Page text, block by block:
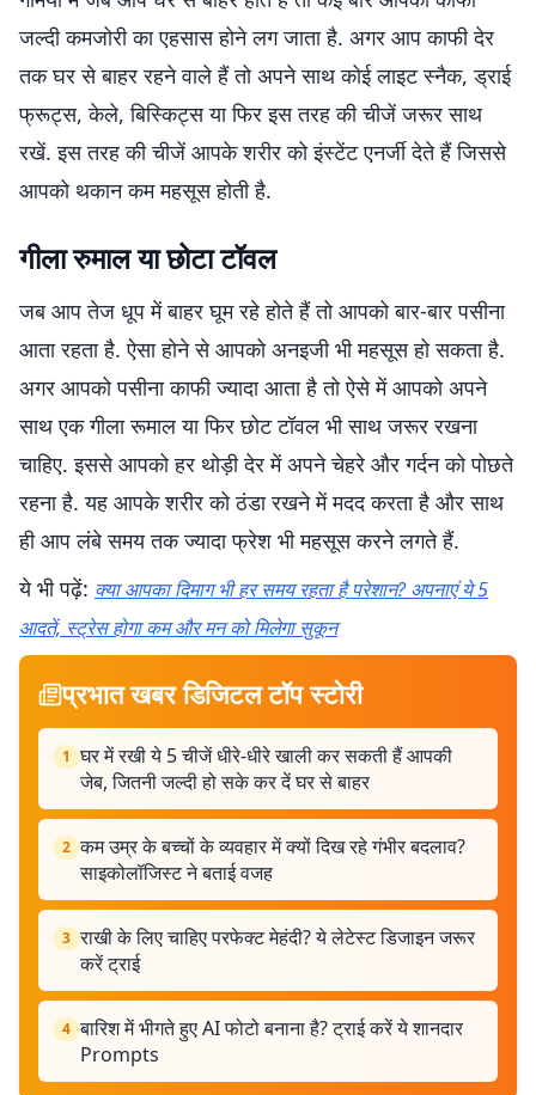
जल्दी कमजोरी का एहसास होने लग जाता है. अगर आप काफी देर
तक घर से बाहर रहने वाले हैं तो अपने साथ कोई लाइट स्नैक, ड्राई
फ्रूट्स, केले, बिस्किट्स या फिर इस तरह की चीजें जरूर साथ
रखें. इस तरह की चीजें आपके शरीर को इंस्टेंट एनर्जी देते हैं जिससे
आपको थकान कम महसूस होती है.
गीला रुमाल या छोटा टॉवल
जब आप तेज धूप में बाहर घूम रहे होते हैं तो आपको बार-बार पसीना
आता रहता है. ऐसा होने से आपको अनइजी भी महसूस हो सकता है.
अगर आपको पसीना काफी ज्यादा आता है तो ऐसे में आपको अपने
साथ एक गीला रूमाल या फिर छोट टॉवल भी साथ जरूर रखना
चाहिए. इससे आपको हर थोड़ी देर में अपने चेहरे और गर्दन को पोछते
रहना है. यह आपके शरीर को ठंडा रखने में मदद करता है और साथ
ही आप लंबे समय तक ज्यादा फ्रेश भी महसूस करने लगते हैं.
ये भी पढ़ें: क्या आपका दिमाग भी हर समय रहता है परेशान? अपनाएं ये 5
आदतें, स्ट्रेस होगा कम और मन को मिलेगा सुकून
प्रभात खबर डिजिटल टॉप स्टोरी
1 घर में रखी ये 5 चीजें धीरे-धीरे खाली कर सकती हैं आपकी
जेब, जितनी जल्दी हो सके कर दें घर से बाहर
2 कम उम्र के बच्चों के व्यवहार में क्यों दिख रहे गंभीर बदलाव?
साइकोलॉजिस्ट ने बताई वजह
3 राखी के लिए चाहिए परफेक्ट मेहंदी? ये लेटेस्ट डिजाइन जरूर
करें ट्राई
4 बारिश में भीगते हुए AI फोटो बनाना है? ट्राई करें ये शानदार
Prompts